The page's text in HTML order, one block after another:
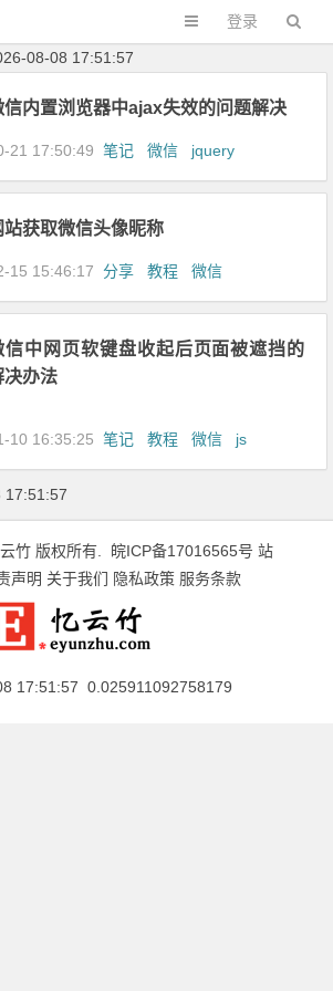
登录
08-08 17:51:57
信内置浏览器中ajax失效的问题解决
21 17:50:49 笔记 微信 jquery
站获取微信头像昵称
15 15:46:17 分享 教程 微信
信中网页软键盘收起后页面被遮挡的
决办法
10 16:35:25 笔记 教程 微信 js
17:51:57
竹 版权所有. 皖ICP备17016565号 站
声明 关于我们 隐私政策 服务条款
17:51:57 0.025911092758179